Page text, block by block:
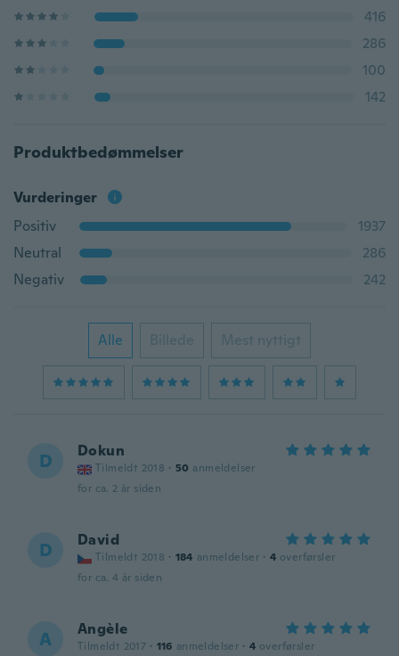
416
286
100
142
Produktbedømmelser
Vurderinger
Positiv
1937
Neutral
286
Negativ
242
Alle Billede Mest nyttigt
D Dokun
Tilmeldt 2018 · 50 anmeldelser
for ca. 2 år siden
D David
Tilmeldt 2018 · 184 anmeldelser · 4 overførsler
for ca. 4 år siden
A Angèle
Tilmeldt 2017 · 116 anmeldelser · 4 overførsler